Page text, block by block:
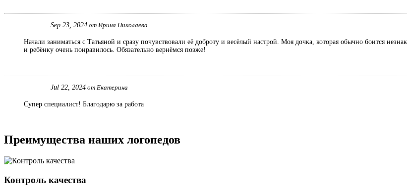
Sep 23, 2024 от Ирина Николаева
Начали заниматься с Татьяной и сразу почувствовали её доброту и весёлый настрой. Моя дочка, которая обычно боится
и ребёнку очень понравилось. Обязательно вернёмся позже!
Jul 22, 2024 от Екатерина
Супер специалист! Благодарю за работа
Преимущества наших логопедов
Контроль качества